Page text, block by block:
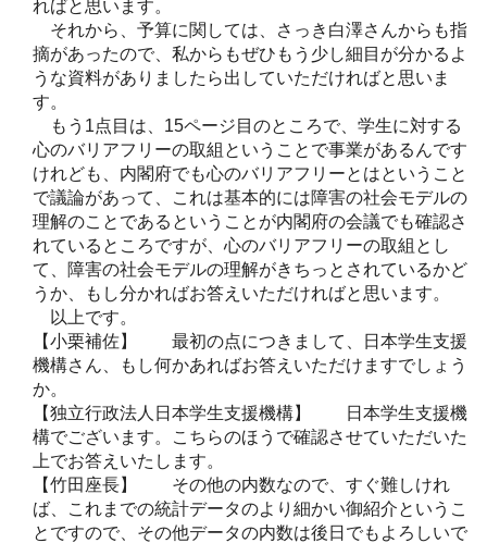
ればと思います。
それから、予算に関しては、さっき白澤さんからも指
摘があったので、私からもぜひもう少し細目が分かるよ
うな資料がありましたら出していただければと思いま
す。
もう1点目は、15ページ目のところで、学生に対する
心のバリアフリーの取組ということで事業があるんです
けれども、内閣府でも心のバリアフリーとはということ
で議論があって、これは基本的には障害の社会モデルの
理解のことであるということが内閣府の会議でも確認さ
れているところですが、心のバリアフリーの取組とし
て、障害の社会モデルの理解がきちっとされているかど
うか、もし分かればお答えいただければと思います。
以上です。
【小栗補佐】 最初の点につきまして、日本学生支援
機構さん、もし何かあればお答えいただけますでしょう
か。
【独立行政法人日本学生支援機構】 日本学生支援機
構でございます。こちらのほうで確認させていただいた
上でお答えいたします。
【竹田座長】 その他の内数なので、すぐ難しけれ
ば、これまでの統計データのより細かい御紹介というこ
とですので、その他データの内数は後日でもよろしいで